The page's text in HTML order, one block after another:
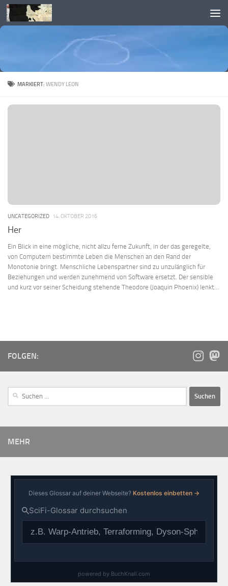
Skip to content
MARKIERT:WENDY LEON
UNCATEGORIZED 14. OKTOBER 2016
Her
Ein Blick in eine mögliche, nicht allzu ferne Zukunft, in der das geregelte,
von Computern bestimmte Leben die Menschen an den Rand der
Monotonie bringt. Menschliche Lebenspartner sind zu unzulänglich für
Beziehungen und werden zunehmend von Software ersetzt. Der sensible
und kurz vor seiner Scheidung stehende Theodore (Joaquin Phoenix) lenkt...
FOLGEN:
MEHR